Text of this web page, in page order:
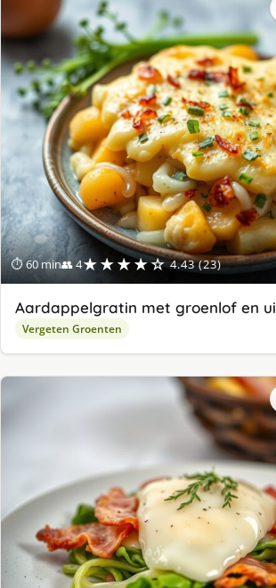
⏱ 60 min👥 4★★★★☆ 4.43 (23)
Aardappelgratin met groenlof en ui
Vergeten Groenten